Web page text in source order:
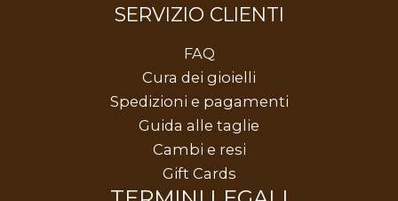
SERVIZIO CLIENTI
FAQ
Cura dei gioielli
Spedizioni e pagamenti
Guida alle taglie
Cambi e resi
Gift Cards